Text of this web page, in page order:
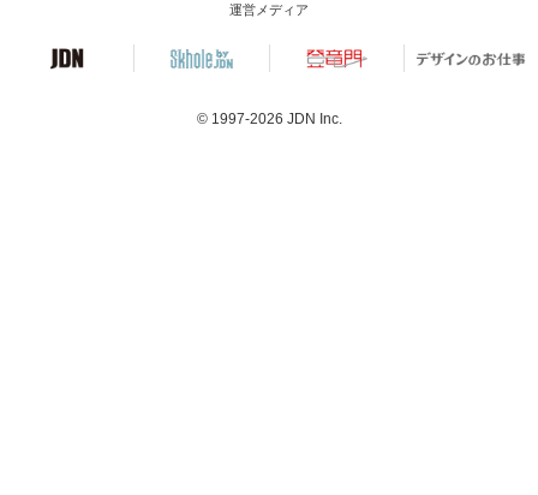
運営メディア
© 1997-2026 JDN Inc.